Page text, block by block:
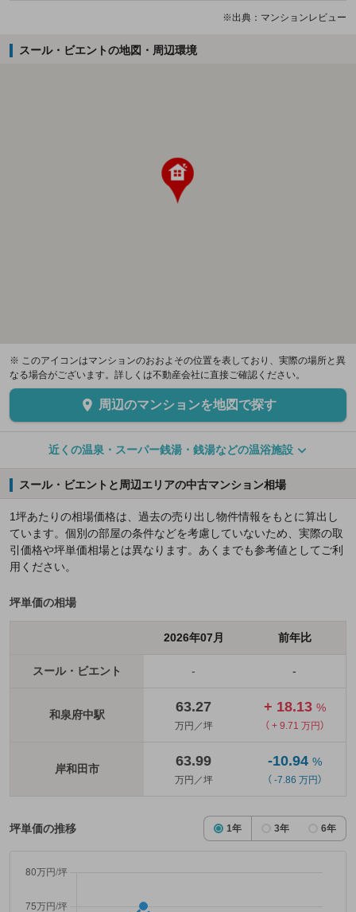
※出典：マンションレビュー
スール・ビエントの地図・周辺環境
※ このアイコンはマンションのおおよその位置を表しており、実際の場所と異
なる場合がございます。詳しくは不動産会社に直接ご確認ください。
周辺のマンションを地図で探す
近くの温泉・スーパー銭湯・銭湯などの温浴施設
スール・ビエントと周辺エリアの中古マンション相場
1坪あたりの相場価格は、過去の売り出し物件情報をもとに算出し
ています。個別の部屋の条件などを考慮していないため、実際の取
引価格や坪単価相場とは異なります。あくまでも参考値としてご利
用ください。
坪単価の相場
2026年07月 前年比
スール・ビエント - -
和泉府中駅 63.27
万円／坪
+ 18.13 %
（ + 9.71 万円）
岸和田市 63.99
万円／坪
-10.94 %
（ -7.86 万円）
坪単価の推移 1年 3年 6年